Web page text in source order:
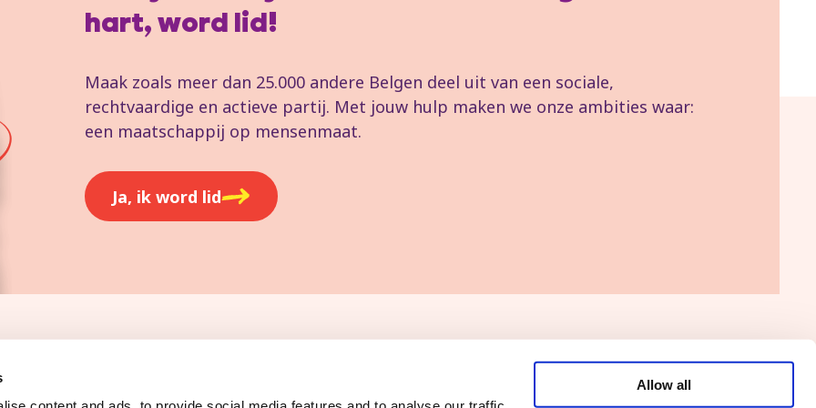
Allow all
hart, word lid!
Maak zoals meer dan 25.000 andere Belgen deel uit van een sociale,
rechtvaardige en actieve partij. Met jouw hulp maken we onze ambities waar:
een maatschappij op mensenmaat.
Ja, ik word lid
Vers le site PTB